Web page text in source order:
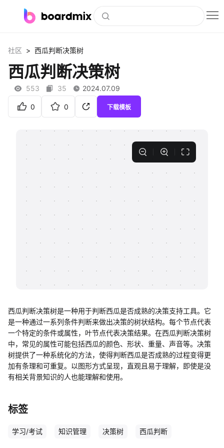
社区资源
下载
客户案例
支持
知识分享社区
社区 > 西瓜判断决策树
西瓜判断决策树
553 35 2024.07.09
0 0 下载模板
西瓜判断决策树是一种用于判断西瓜是否成熟的决策支持工具。它
是一种通过一系列条件判断来做出决策的树状结构。每个节点代表
一个特定的条件或属性，叶节点代表决策结果。在西瓜判断决策树
中，常见的属性可能包括西瓜的颜色、形状、重量、声音等。决策
树提供了一种系统化的方法，使得判断西瓜是否成熟的过程变得更
加有条理和可重复。以图形方式呈现，直观且易于理解，即使是没
有相关背景知识的人也能理解和使用。
标签
学习/考试 知识管理 决策树 西瓜判断